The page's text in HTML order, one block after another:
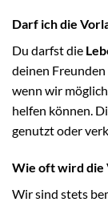
Darf ich die
Du darfst die
deinen
wenn wir
helfen können.
genutzt oder
Wie oft wird die
Wir sind stets